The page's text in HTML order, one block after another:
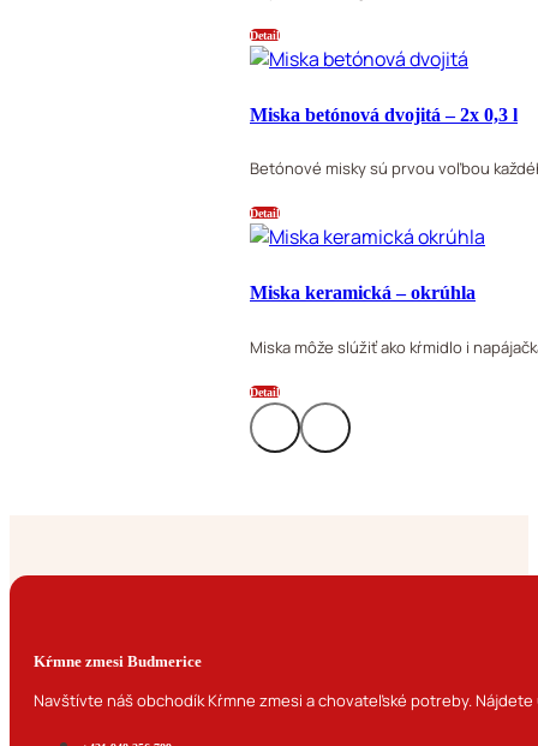
Detail
Miska betónová dvojitá – 2x 0,3 l
Betónové misky sú prvou voľbou
Detail
Miska keramická – okrúhla
Miska môže slúžiť ako kŕmidlo i
Detail
Kŕmne zmesi Budmerice
Navštívte náš obchodík Kŕmne zmesi a chovateľské potreby.